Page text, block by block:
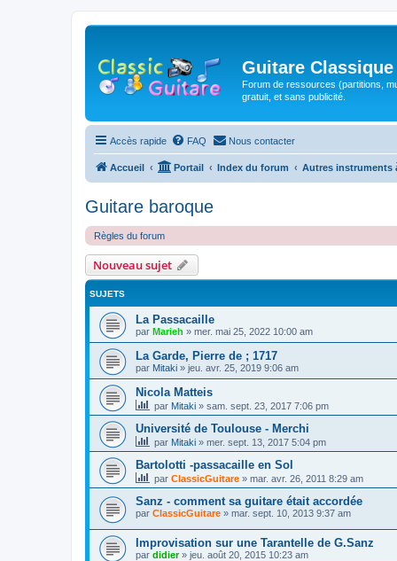
Guitare Classique
Forum de ressources (partitions,
gratuit, et sans publicité.
Accès rapide FAQ Nous contacter
Accueil Portail Index du forum Autres instruments
Guitare baroque
Règles du forum
Nouveau sujet
SUJETS
La Passacaille
par Marieh » mer. mai 25, 2022 10:00 am
La Garde, Pierre de ; 1717
par Mitaki » jeu. avr. 25, 2019 9:06 am
Nicola Matteis
par Mitaki » sam. sept. 23, 2017 7:06 pm
Université de Toulouse - Merchi
par Mitaki » mer. sept. 13, 2017 5:04 pm
Bartolotti -passacaille en Sol
par ClassicGuitare » mar. avr. 26, 2011 8:29 am
Sanz - comment sa guitare était accordée
par ClassicGuitare » mar. sept. 10, 2013 9:37 am
Improvisation sur une Tarantelle de G.Sanz
par didier» jeu. août 20, 2015 10:23 am